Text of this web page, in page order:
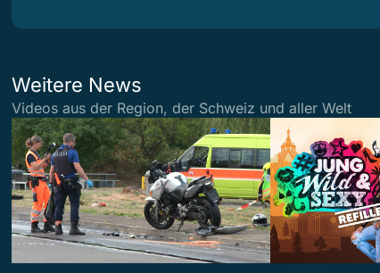
Weitere News
Videos aus der Region, der Schweiz und aller Welt